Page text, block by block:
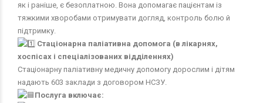
як і раніше, є безоплатною. Вона допомагає пацієнтам із
тяжкими хворобами отримувати догляд, контроль болю й
підтримку.
Стаціонарна паліативна допомога (в лікарнях,
хоспісах і спеціалізованих відділеннях)
Стаціонарну паліативну медичну допомогу дорослим і дітям
надають 603 заклади з договором НСЗУ.
Послуга включає: